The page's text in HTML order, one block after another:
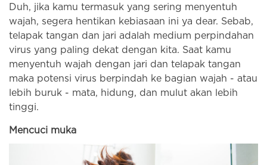
Duh, jika kamu termasuk yang sering menyentuh
wajah, segera hentikan kebiasaan ini ya dear. Sebab,
telapak tangan dan jari adalah medium perpindahan
virus yang paling dekat dengan kita. Saat kamu
menyentuh wajah dengan jari dan telapak tangan
maka potensi virus berpindah ke bagian wajah - atau
lebih buruk - mata, hidung, dan mulut akan lebih
tinggi.
Mencuci muka